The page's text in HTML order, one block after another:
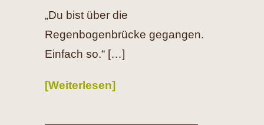
„Du bist über die
Regenbogenbrücke gegangen.
Einfach so.“ […]
[Weiterlesen]